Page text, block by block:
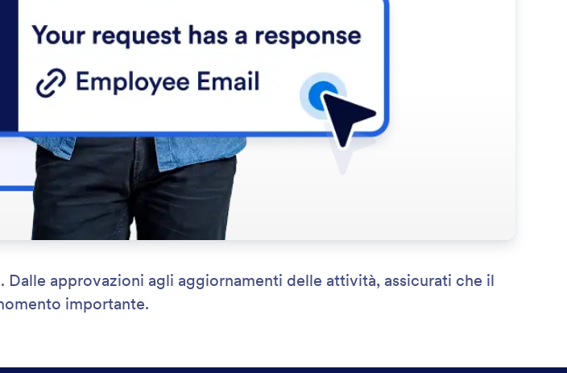
approvazioni agli aggiornamenti delle attività, assicurati che il
importante.